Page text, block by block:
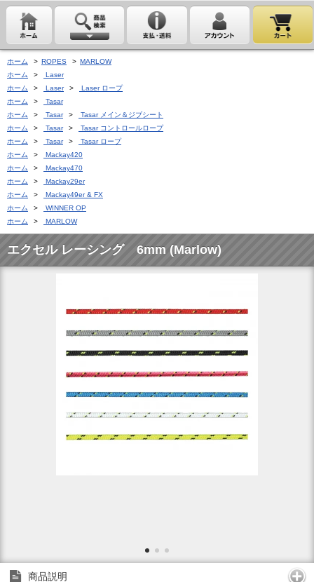
ホーム > ROPES > MARLOW
ホーム
>
Laser
ホーム
> Laser >
Laser ロープ
ホーム
>
Tasar
ホーム
> Tasar >
Tasar メイン＆ジブシート
ホーム
> Tasar >
Tasar コントロールロープ
ホーム
> Tasar >
Tasar ロープ
ホーム
>
Mackay420
ホーム
>
Mackay470
ホーム
>
Mackay29er
ホーム
>
Mackay49er & FX
ホーム
>
WINNER OP
ホーム
> MARLOW
エクセル レーシング 6mm (Marlow)
商品説明